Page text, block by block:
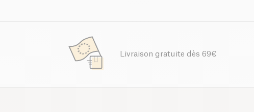
Livraison gratuite dès 69€